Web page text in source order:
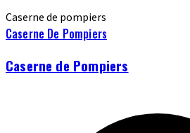
Caserne de pompiers
Caserne De Pompiers
Caserne de Pompiers